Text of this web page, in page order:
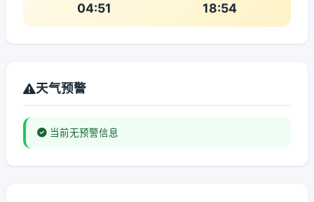
04:51 18:54
天气预警
当前无预警信息